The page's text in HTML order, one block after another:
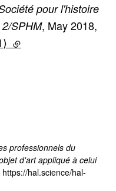
pour l'histoire
SPHM, May 2018,
(lien externe)
professionnels du
d'art appliqué à celui
https://hal.science/hal-